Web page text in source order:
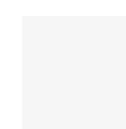
ーをいち早く